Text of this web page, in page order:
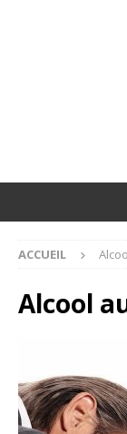
ACCUEIL
Alcool